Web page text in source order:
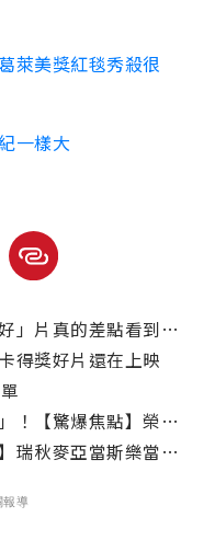
萊美獎紅毯秀殺很
一樣大
片真的差點看到睡著
得獎好片還在上映
榮登全台新片首週票房冠軍
當領獎「嬌」點自詡灰姑娘
報導